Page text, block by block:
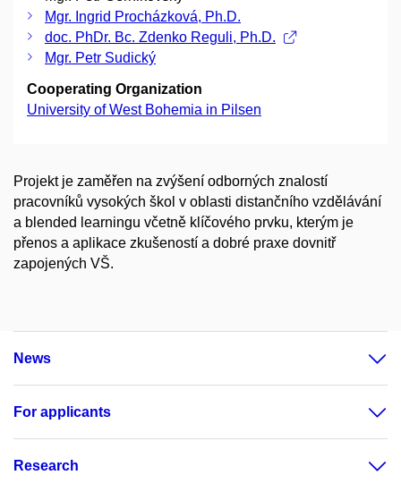
Mgr. Ingrid Procházková, Ph.D.
doc. PhDr. Bc. Zdenko Reguli, Ph.D.
Mgr. Petr Sudický
Cooperating Organization
University of West Bohemia in Pilsen
Projekt je zaměřen na zvýšení odborných znalostí
pracovníků vysokých škol v oblasti distančního vzdělávání
a blended learningu včetně klíčového prvku, kterým je
přenos a aplikace zkušeností a dobré praxe dovnitř
zapojených VŠ.
News
For applicants
Research